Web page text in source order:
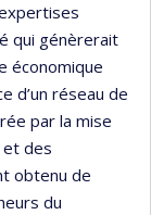
qui génèrerait
économique
d’un réseau de
par la mise
et des
obtenu de
du